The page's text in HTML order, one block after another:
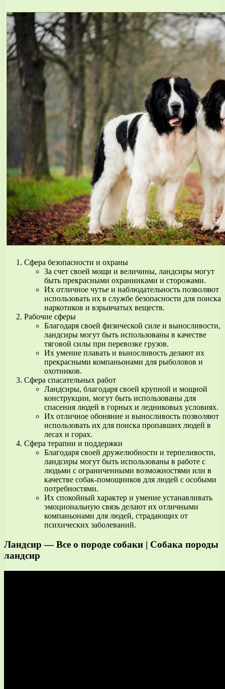
Сфера безопасности и охраны
За счет своей мощи и величины, ландсиры могут
быть прекрасными охранниками и сторожами.
Их отличное чутье и наблюдательность позволяют
использовать их в службе безопасности для поиска
наркотиков и взрывчатых веществ.
Рабочие сферы
Благодаря своей физической силе и выносливости,
ландсиры могут быть использованы в качестве
тяговой силы при перевозке грузов.
Их умение плавать и выносливость делают их
прекрасными компаньонами для рыболовов и
охотников.
Сфера спасательных работ
Ландсиры, благодаря своей крупной и мощной
конструкции, могут быть использованы для
спасения людей в горных и ледниковых условиях.
Их отличное обоняние и выносливость позволяют
использовать их для поиска пропавших людей в
лесах и горах.
Сфера терапии и поддержки
Благодаря своей дружелюбности и терпеливости,
ландсиры могут быть использованы в работе с
людьми с ограниченными возможностями или в
качестве собак-помощников для людей с особыми
потребностями.
Их спокойный характер и умение устанавливать
эмоциональную связь делают их отличными
компаньонами для людей, страдающих от
психических заболеваний.
Ландсир — Все о породе собаки | Собака породы
ландсир